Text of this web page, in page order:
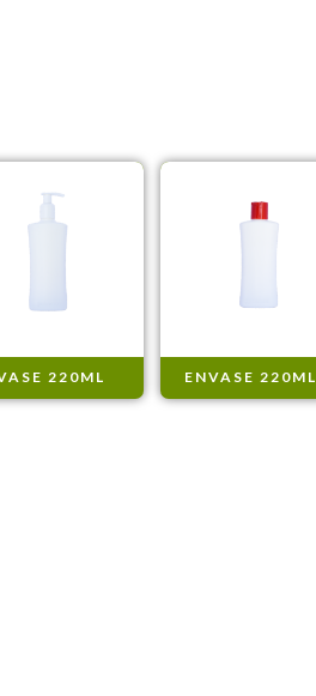
220ML ENVASE 220ML